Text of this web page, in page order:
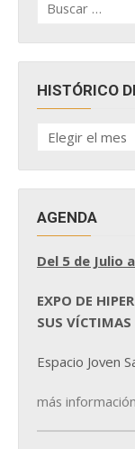
por:
HISTÓRICO
HISTÓRICO
DE
AGENDA
Del 5 de Julio
EXPO DE
SUS VÍCTIMAS
Espacio Joven
más información